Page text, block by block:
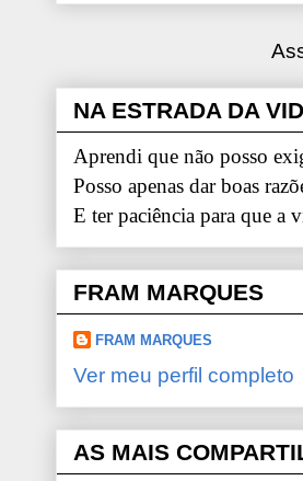
NA ESTRADA DA
Aprendi que não posso
Posso apenas dar boas
E ter paciência para que a
FRAM MARQUES
FRAM MARQUES
Ver meu perfil completo
AS MAIS